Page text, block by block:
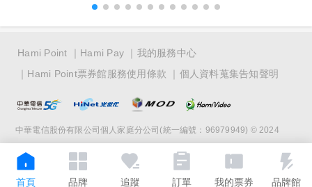
首頁 品牌 追蹤 訂單 我的票券 品牌館
Hami Point Hami Pay
我的服務中心
Hami Point票券館服務使用條款
個人資料蒐集告知聲明
中華電信股份有限公司個人家庭分公司(統一編號：96979949) © 2024